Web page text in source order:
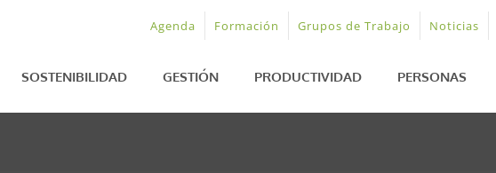
Agenda Formación Grupos de Trabajo Noticias
SOSTENIBILIDAD GESTIÓN PRODUCTIVIDAD PERSONAS